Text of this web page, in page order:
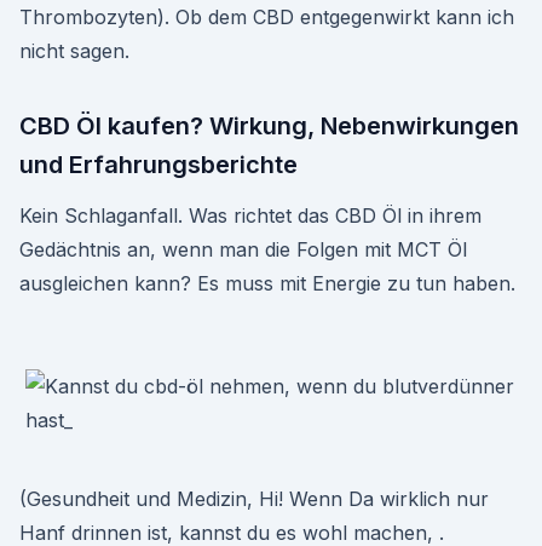
Thrombozyten). Ob dem CBD entgegenwirkt kann ich
nicht sagen.
CBD Öl kaufen? Wirkung, Nebenwirkungen
und Erfahrungsberichte
Kein Schlaganfall. Was richtet das CBD Öl in ihrem
Gedächtnis an, wenn man die Folgen mit MCT Öl
ausgleichen kann? Es muss mit Energie zu tun haben.
(Gesundheit und Medizin, Hi! Wenn Da wirklich nur
Hanf drinnen ist, kannst du es wohl machen, .